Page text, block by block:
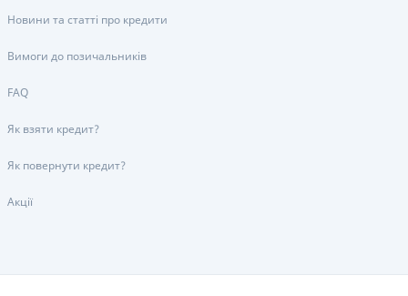
Новини та статті про кредити
Вимоги до позичальників
FAQ
Як взяти кредит?
Як повернути кредит?
Акції